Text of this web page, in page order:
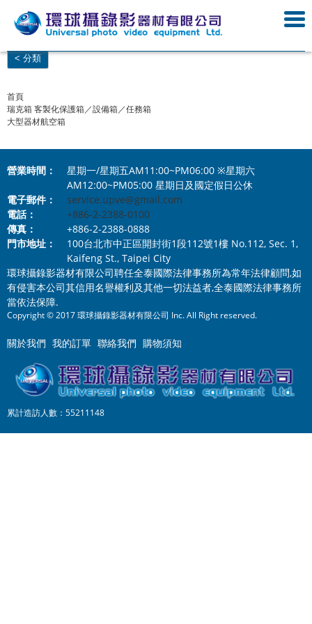
< 分類
首頁
瑞克箱 客製化保護箱／設備箱／任務箱
大型器材航空箱
營業時間：
星期一/星期五AM11:00~PM06:00 ※星期六
AM12:00~PM05:00 星期日及國定假日公休
電子郵件：
service.upve@gmail.com
電話：
+886-2-2388-0100
傳真：
+886-2-2388-0888
門市地址：
100台北市中正區開封街1段112號1樓 No.112, Sec. 1,
Kaifeng St., Taipei City
環球攝錄影器材有限公司聘任全泰國際法律事務所為常年法律顧問,如
有侵害本公司其信用名譽權利及其他一切法益者,全泰國際法律事務所
當依法保障.
Copyright © 2017 環球攝錄影器材有限公司 Inc. All Right reserved.
關於我們 我的訂單 聯絡我們 購物須知
累計造訪人數：55211148